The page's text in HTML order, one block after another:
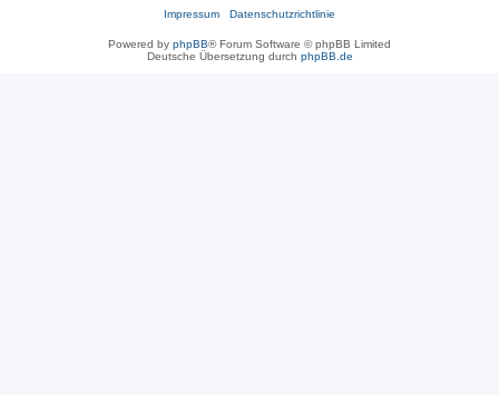
Impressum Datenschutzrichtlinie
Powered by phpBB® Forum Software © phpBB Limited
Deutsche Übersetzung durch phpBB.de